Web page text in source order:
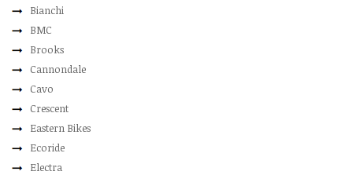
Bianchi
BMC
Brooks
Cannondale
Cavo
Crescent
Eastern Bikes
Ecoride
Electra